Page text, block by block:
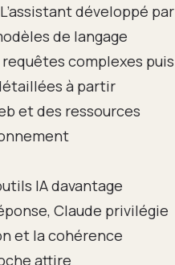
développé par
de langage
complexes puis
à partir
et des ressources
IA davantage
Claude privilégie
et la cohérence
attire